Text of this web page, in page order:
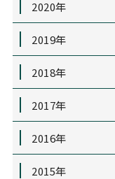
2020年
2019年
2018年
2017年
2016年
2015年